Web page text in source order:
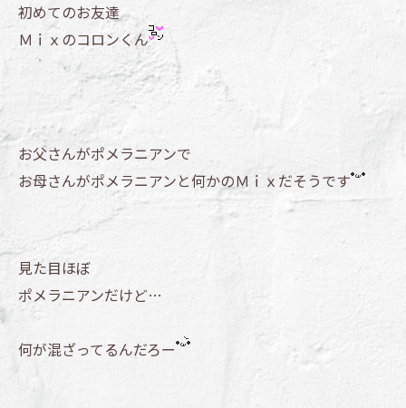
初めてのお友達
Ｍｉｘのコロンくん
お父さんがポメラニアンで
お母さんがポメラニアンと何かのＭｉｘだそうです
見た目ほぼ
ポメラニアンだけど…
何が混ざってるんだろー